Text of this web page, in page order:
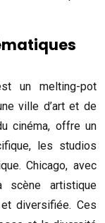
un melting-pot
ville d’art et de
cinéma, offre un
les studios
Chicago, avec
scène artistique
diversifiée. Ces